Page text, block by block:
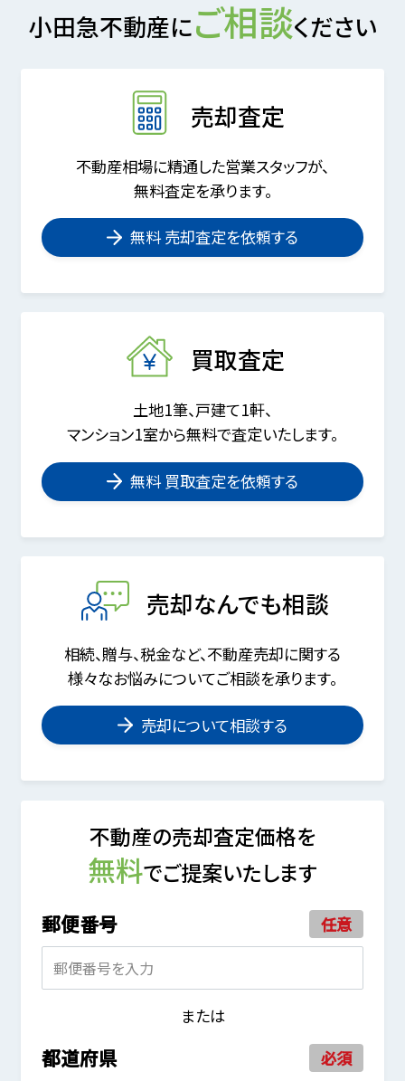
小田急不動産にご相談ください
売却査定
不動産相場に精通した営業スタッフが、
無料査定を承ります。
無料 売却査定を依頼する
買取査定
土地1筆、戸建て1軒、
マンション1室から無料で査定いたします。
無料 買取査定を依頼する
売却なんでも相談
相続、贈与、税金など、不動産売却に関する
様々なお悩みについてご相談を承ります。
売却について相談する
不動産の売却査定価格を
無料でご提案いたします
郵便番号 任意
または
都道府県 必須